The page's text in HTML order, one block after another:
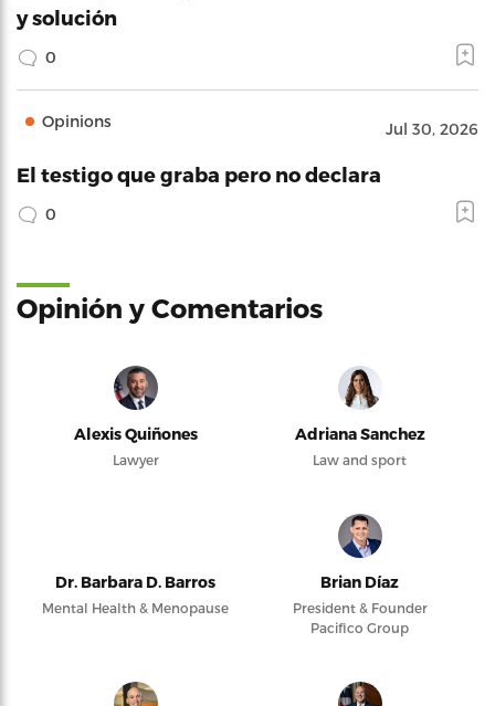
y solución
0
Opinions Jul 30, 2026
El testigo que graba pero no declara
0
Opinión y Comentarios
Alexis Quiñones
Lawyer
Adriana Sanchez
Law and sport
Dr. Barbara D. Barros
Mental Health & Menopause
Brian Díaz
President & Founder
Pacifico Group